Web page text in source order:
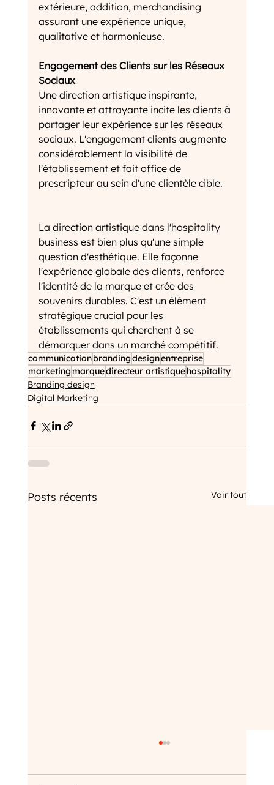
extérieure, addition, merchandising
assurant une expérience unique,
qualitative et harmonieuse.
Engagement des Clients sur les Réseaux
Sociaux
Une direction artistique inspirante,
innovante et attrayante incite les clients à
partager leur expérience sur les réseaux
sociaux. L'engagement clients augmente
considérablement la visibilité de
l'établissement et fait office de
prescripteur au sein d'une clientèle cible.
La direction artistique dans l'hospitality
business est bien plus qu'une simple
question d'esthétique. Elle façonne
l'expérience globale des clients, renforce
l'identité de la marque et crée des
souvenirs durables. C'est un élément
stratégique crucial pour les
établissements qui cherchent à se
démarquer dans un marché compétitif.
communicationbrandingdesignentreprise
marketing marquedirecteur artistiquehospitality
Branding design
Digital Marketing
Posts récents Voir tout